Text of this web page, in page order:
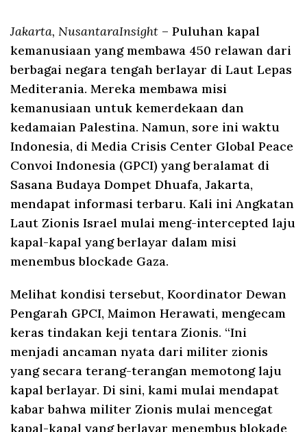
Jakarta, NusantaraInsight – Puluhan kapal
kemanusiaan yang membawa 450 relawan dari
berbagai negara tengah berlayar di Laut Lepas
Mediterania. Mereka membawa misi
kemanusiaan untuk kemerdekaan dan
kedamaian Palestina. Namun, sore ini waktu
Indonesia, di Media Crisis Center Global Peace
Convoi Indonesia (GPCI) yang beralamat di
Sasana Budaya Dompet Dhuafa, Jakarta,
mendapat informasi terbaru. Kali ini Angkatan
Laut Zionis Israel mulai meng-intercepted laju
kapal-kapal yang berlayar dalam misi
menembus blockade Gaza.
Melihat kondisi tersebut, Koordinator Dewan
Pengarah GPCI, Maimon Herawati, mengecam
keras tindakan keji tentara Zionis. “Ini
menjadi ancaman nyata dari militer zionis
yang secara terang-terangan memotong laju
kapal berlayar. Di sini, kami mulai mendapat
kabar bahwa militer Zionis mulai mencegat
kapal-kapal yang berlayar menembus blokade